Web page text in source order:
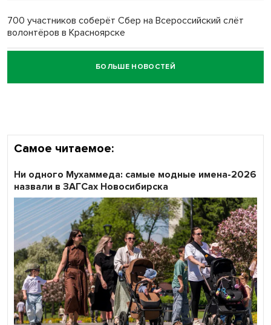
700 участников соберёт Сбер на Всероссийский слёт
волонтёров в Красноярске
Честный выбор: видеонаблюдение обеспечит
объективность результатов ЕДГ в Новосибирской
БОЛЬШЕ НОВОСТЕЙ
Самое читаемое:
Ни одного Мухаммеда: самые модные имена-2026
назвали в ЗАГСах Новосибирска